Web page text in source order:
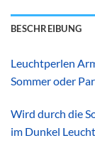
BESCHREIBUNG
Leuchtperlen
Sommer oder
Wird durch die
im Dunkel